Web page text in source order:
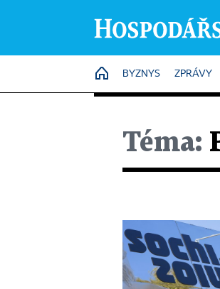
HOME
BYZNYS ZPRÁVY
Téma: